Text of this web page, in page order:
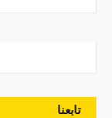
تابعنا